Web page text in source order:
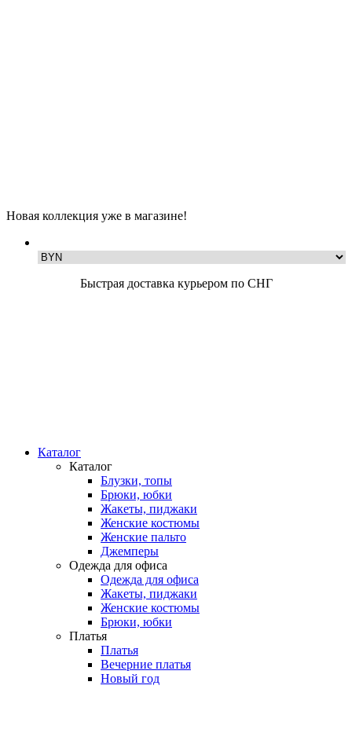
Новая коллекция уже в магазине!
Быстрая доставка курьером по СНГ
Каталог
Каталог
Блузки, топы
Брюки, юбки
Жакеты, пиджаки
Женские костюмы
Женские пальто
Джемперы
Одежда для офиса
Одежда для офиса
Жакеты, пиджаки
Женские костюмы
Брюки, юбки
Платья
Платья
Вечерние платья
Новый год